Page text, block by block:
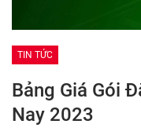
TIN TỨC
Bảng Giá Gói
Nay 2023